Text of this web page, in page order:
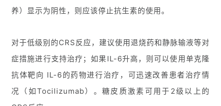
活
动
D
养）显示为阴性，则应该停止抗生素的使用。
对于低级别的CRS反应，建议使用退烧药和静脉输液等对
症措施进行支持治疗；如果IL-6升高，则可以使用单克隆
抗体靶向 IL-6的药物进行治疗，可迅速改善患者治疗情
况（如Tocilizumab）。糖皮质激素可用于2级以上的